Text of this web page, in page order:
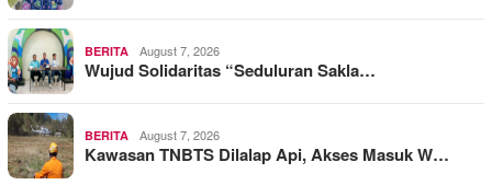
BERITA August 7, 2026
Wujud Solidaritas “Seduluran Sakla…
BERITA August 7, 2026
Kawasan TNBTS Dilalap Api, Akses Masuk W…